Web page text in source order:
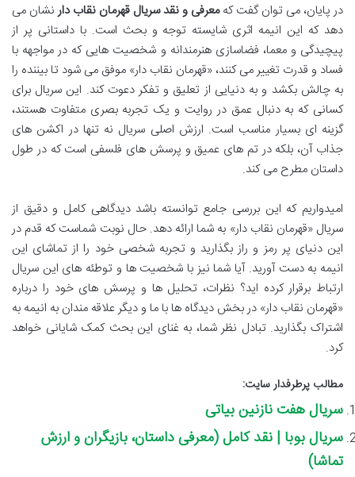
در پایان، می توان گفت کهمعرفی و نقد سریال قهرمان نقاب دارنشان می
دهد که این انیمه اثری شایسته توجه و بحث است. با داستانی پر از
پیچیدگی و معما، فضاسازی هنرمندانه و شخصیت هایی که در مواجهه با
فساد و قدرت تغییر می کنند، «قهرمان نقاب دار» موفق می شود تا بیننده را
به چالش بکشد و به دنیایی از تعلیق و تفکر دعوت کند. این سریال برای
کسانی که به دنبال عمق در روایت و یک تجربه بصری متفاوت هستند،
گزینه ای بسیار مناسب است. ارزش اصلی سریال نه تنها در اکشن های
جذاب آن، بلکه در تم های عمیق و پرسش های فلسفی است که در طول
داستان مطرح می کند.
امیدواریم که این بررسی جامع توانسته باشد دیدگاهی کامل و دقیق از
سریال «قهرمان نقاب دار» به شما ارائه دهد. حال نوبت شماست که قدم در
این دنیای پر رمز و راز بگذارید و تجربه شخصی خود را از تماشای این
انیمه به دست آورید. آیا شما نیز با شخصیت ها و توطئه های این سریال
ارتباط برقرار کرده اید؟ نظرات، تحلیل ها و پرسش های خود را درباره
«قهرمان نقاب دار» در بخش دیدگاه ها با ما و دیگر علاقه مندان به انیمه به
اشتراک بگذارید. تبادل نظر شما، به غنای این بحث کمک شایانی خواهد
کرد.
مطالب پرطرفدار سایت:
سریال هفت نازنین بیاتی
سریال بوبا | نقد کامل (معرفی داستان، بازیگران و ارزش
تماشا)